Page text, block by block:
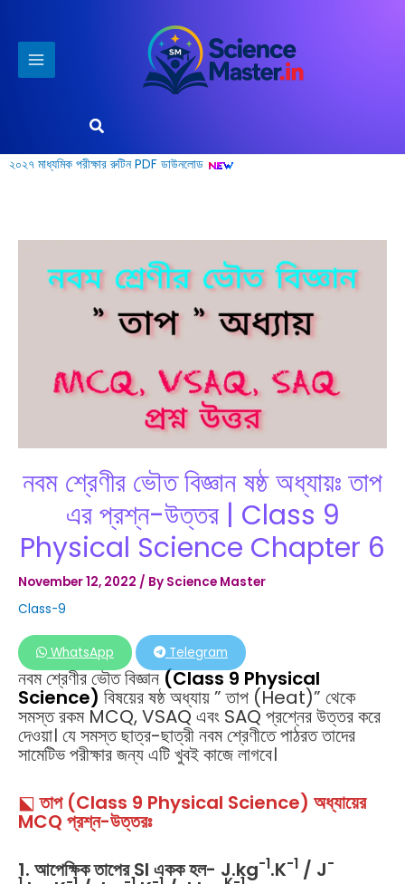
content
Search
২০২৭ মাধ্যমিক পরীক্ষার রুটিন PDF ডাউনলোড
নবম শ্রেণীর ভৌত বিজ্ঞান ষষ্ঠ অধ্যায়ঃ তাপ
এর প্রশ্ন-উত্তর | Class 9
Physical Science Chapter 6
November 12, 2022 / By Science Master
Class-9
WhatsApp Telegram
নবম শ্রেণীর ভৌত বিজ্ঞান(Class 9 Physical
Science) বিষয়ের ষষ্ঠ অধ্যায় ” তাপ (Heat)” থেকে
সমস্ত রকম MCQ, VSAQ এবং SAQ প্রশ্নের উত্তর করে
দেওয়া। যে সমস্ত ছাত্র-ছাত্রী নবম শ্রেণীতে পাঠরত তাদের
সামেটিভ পরীক্ষার জন্য এটি খুবই কাজে লাগবে।
⬕ তাপ (Class 9 Physical Science) অধ্যায়ের
MCQ প্রশ্ন-উত্তরঃ
1. আপেক্ষিক তাপের SI একক হল- J.kg-1.K-1 / J-